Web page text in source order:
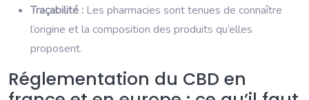
Traçabilité : Les pharmacies sont tenues de connaître
l’origine et la composition des produits qu’elles
proposent.
Réglementation du CBD en